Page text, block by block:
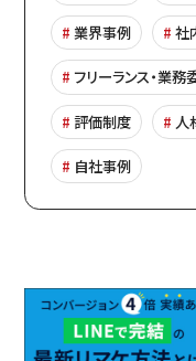
業界事例 社
フリーランス・業務
評価制度 人
自社事例